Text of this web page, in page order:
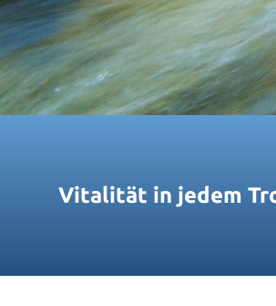
Vitalität in jedem